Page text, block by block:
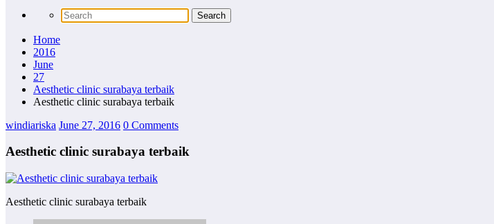
Home
2016
June
27
Aesthetic clinic surabaya terbaik
Aesthetic clinic surabaya terbaik
windiariska June 27, 2016 0 Comments
Aesthetic clinic surabaya terbaik
Aesthetic clinic surabaya terbaik